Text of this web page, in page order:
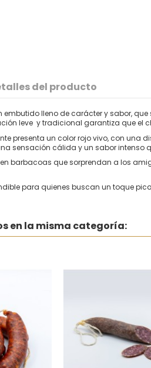
del producto
embutido lleno de carácter y sabor,
leve y tradicional garantiza que el
presenta un color rojo vivo, con
sensación cálida y un sabor intenso
barbacoas que sorprendan a los
para quienes buscan un toque
en la misma categoría: